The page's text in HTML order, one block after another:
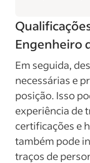
Engenheiro
Em seguida,
necessárias e
posição. Isso
experiência de
certificações e
também pode
traços de